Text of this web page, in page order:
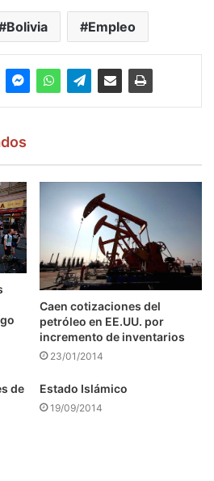
Bolivia Empleo
Caen cotizaciones del
petróleo en EE.UU. por
incremento de inventarios
23/01/2014
de
Estado Islámico
19/09/2014